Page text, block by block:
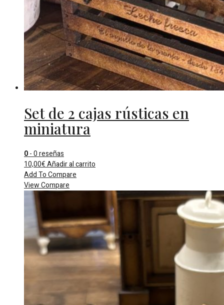
Set de 2 cajas rústicas en
miniatura
0- 0 reseñas
10,00€Añadir al carrito
Add To Compare
View Compare